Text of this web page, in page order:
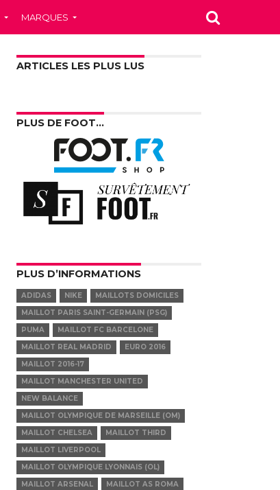
MARQUES
ARTICLES LES PLUS LUS
PLUS DE FOOT…
PLUS D’INFORMATIONS
ADIDAS NIKE
MAILLOTS DOMICILES
MAILLOT PARIS SAINT-GERMAIN (PSG)
PUMA
MAILLOT FC BARCELONE
MAILLOT REAL MADRID
EURO 2016
MAILLOT 2016-17
MAILLOT MANCHESTER UNITED
NEW BALANCE
MAILLOT OLYMPIQUE DE MARSEILLE (OM)
MAILLOT CHELSEA
MAILLOT THIRD
MAILLOT LIVERPOOL
MAILLOT OLYMPIQUE LYONNAIS (OL)
MAILLOT ARSENAL
MAILLOT AS ROMA